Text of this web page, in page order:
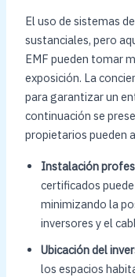
El uso de sistemas
sustanciales, pero
EMF pueden tomar
exposición. La
para garantizar un
continuación se
propietarios pueden
Instalación
certificados
minimizando la
inversores y el
Ubicación del
los espacios